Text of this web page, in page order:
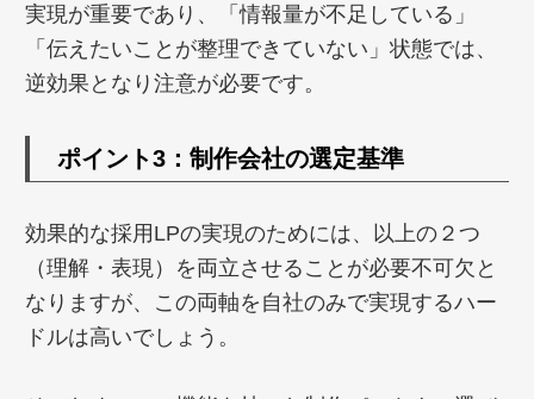
実現が重要であり、「情報量が不足している」
「伝えたいことが整理できていない」状態では、
逆効果となり注意が必要です。
ポイント3：制作会社の選定基準
効果的な採用LPの実現のためには、以上の２つ
（理解・表現）を両立させることが必要不可欠と
なりますが、この両軸を自社のみで実現するハー
ドルは高いでしょう。